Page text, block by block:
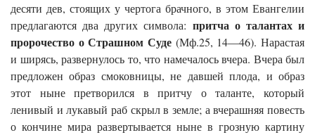
десяти дев, стоящих у чертога брачного, в этом Евангелии
предлагаются два других символа: притча о талантах и
пророчество о Страшном Суде (Мф.25, 14—46). Нарастая
и ширясь, развернулось то, что намечалось вчера. Вчера был
предложен образ смоковницы, не давшей плода, и образ
этот ныне претворился в притчу о таланте, который
ленивый и лукавый раб скрыл в земле; а вчерашняя повесть
о кончине мира развертывается ныне в грозную картину